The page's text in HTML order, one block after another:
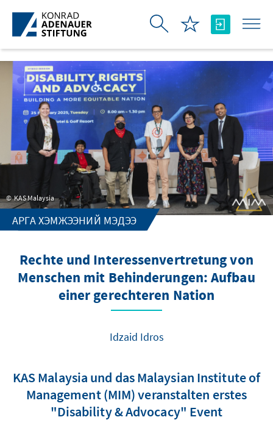
Skip to Main Content
KAS Malaysia
АРГА ХЭМЖЭЭНИЙ МЭДЭЭ
Rechte und Interessenvertretung von
Menschen mit Behinderungen: Aufbau
einer gerechteren Nation
Idzaid Idros
KAS Malaysia und das Malaysian Institute of
Management (MIM) veranstalten erstes
"Disability & Advocacy" Event